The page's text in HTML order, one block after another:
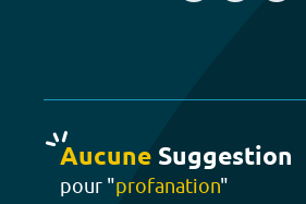
Aucune Suggestion
pour "profanation"